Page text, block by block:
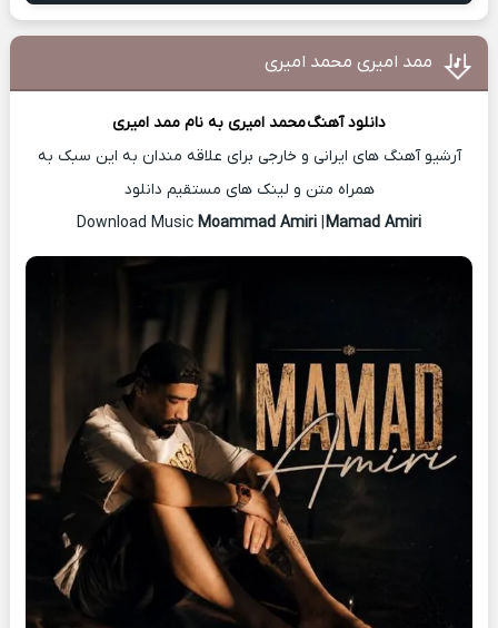
ممد امیری محمد امیری
دانلود آهنگمحمد امیری به نام ممد امیری
آرشیو آهنگ های ایرانی و خارجی برای علاقه مندان به این سبک به
همراه متن و لینک های مستقیم دانلود
Download Music
Moammad Amiri| Mamad Amiri